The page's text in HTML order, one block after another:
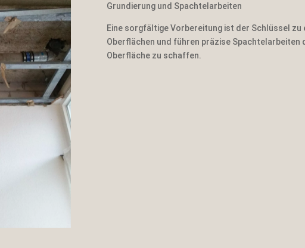
Grundierung und Spachtelarbeiten
Eine sorgfältige Vorbereitung ist der Schlüssel
Oberflächen und führen präzise Spachtelarbeiten
Oberfläche zu schaffen.